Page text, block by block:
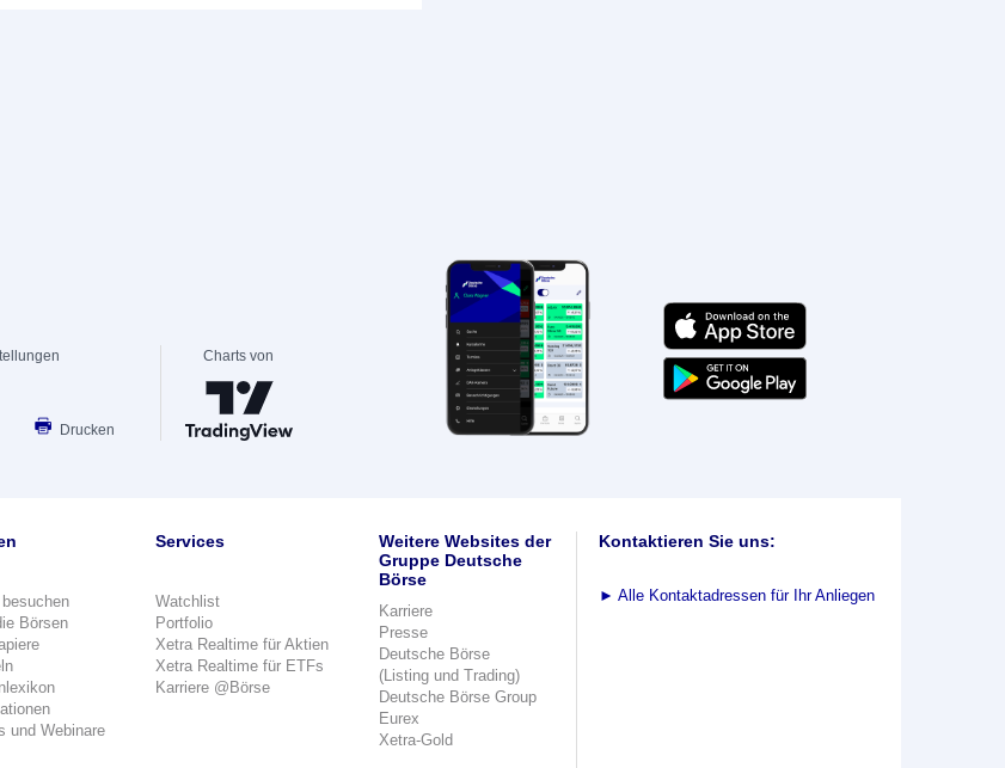
Drucken
Charts von
Börsen
und Webinare
Services
Watchlist
Portfolio
Xetra Realtime für Aktien
Xetra Realtime für ETFs
Karriere @Börse
Weitere Websites der
Gruppe Deutsche
Börse
Karriere
Presse
Deutsche Börse
(Listing und Trading)
Deutsche Börse Group
Eurex
Xetra-Gold
Kontaktieren Sie uns:
► Alle Kontaktadressen für Ihr Anliegen